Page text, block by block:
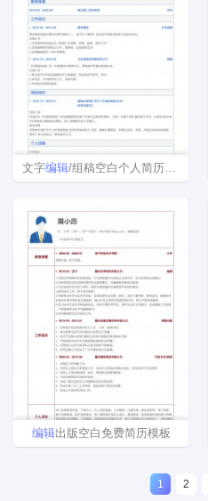
文字编辑/组稿空白个人简历模板
编辑出版空白免费简历模板
1 2